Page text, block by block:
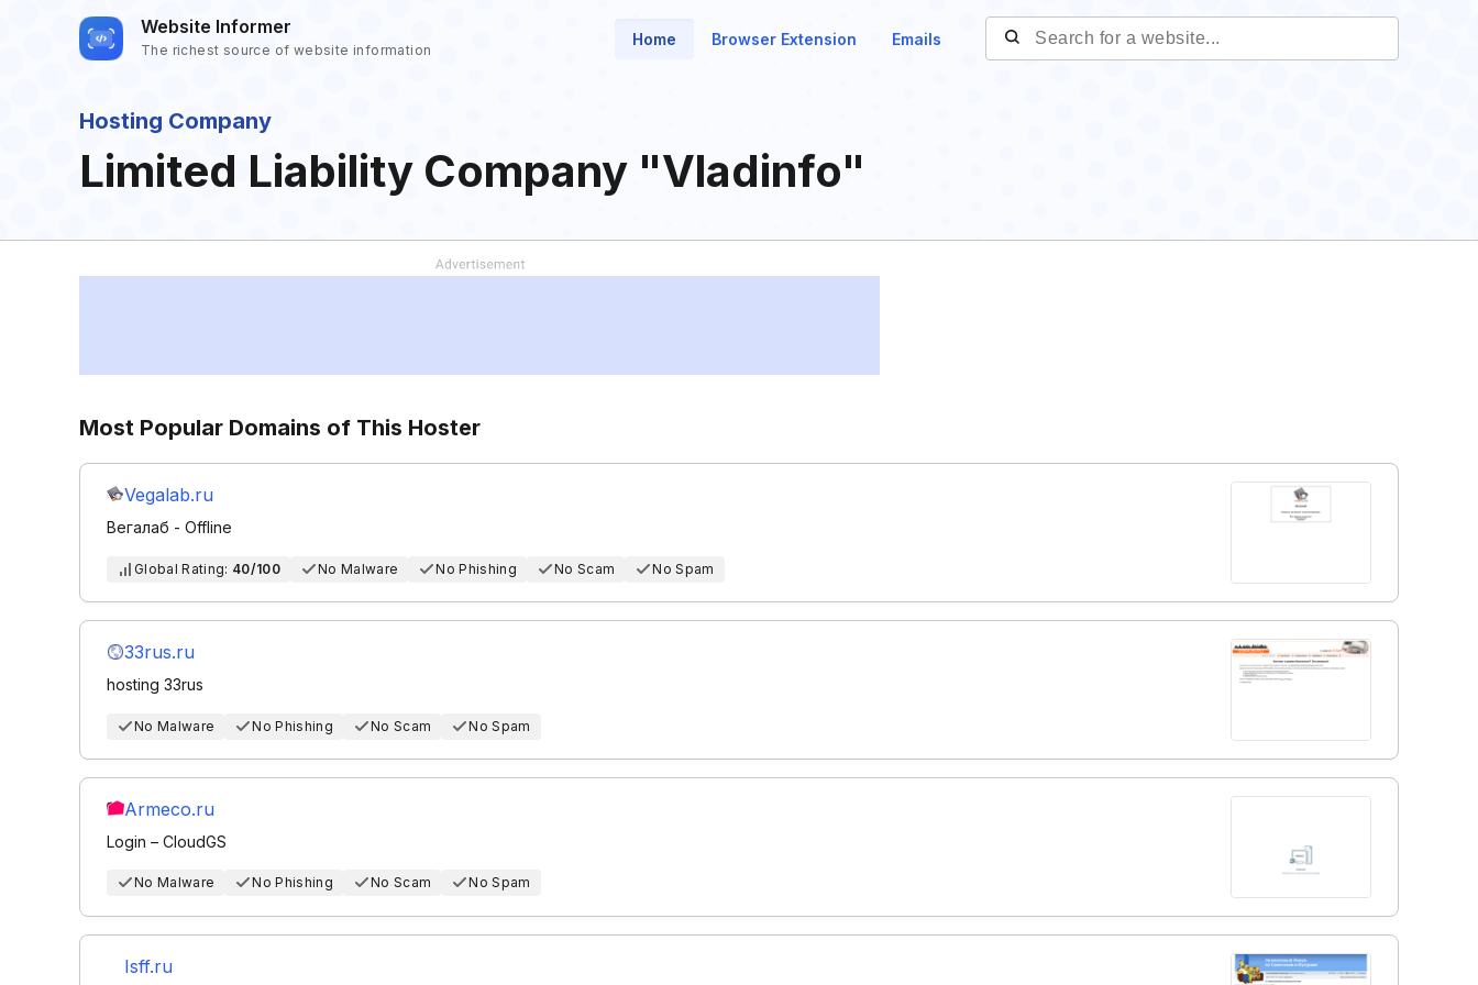
Website Informer
The richest source of website information
Home Browser Extension Emails
Hosting Company
Limited Liability Company "Vladinfo"
Most Popular Domains of This Hoster
Vegalab.ru
Вегалаб - Offline
Global Rating: 40/100 No Malware No Phishing No Scam No Spam
33rus.ru
hosting 33rus
No Malware No Phishing No Scam No Spam
Armeco.ru
Login – CloudGS
No Malware No Phishing No Scam No Spam
Isff.ru